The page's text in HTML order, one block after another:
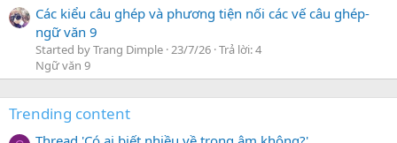
Các kiểu câu ghép và phương tiện nối các vế câu ghép-
ngữ văn 9
Started by Trang Dimple 23/7/26 Trả lời: 4
Ngữ văn 9
Trending content